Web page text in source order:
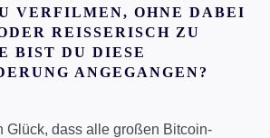
VERFILMEN, OHNE DABEI
REISSERISCH ZU W
DU DIESE H
ANGEGANGEN?
Glück, dass alle großen Bitcoin-